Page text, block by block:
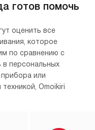
готов помочь
оценить все
которое
по сравнению с
в персональных
или
Omoikiri